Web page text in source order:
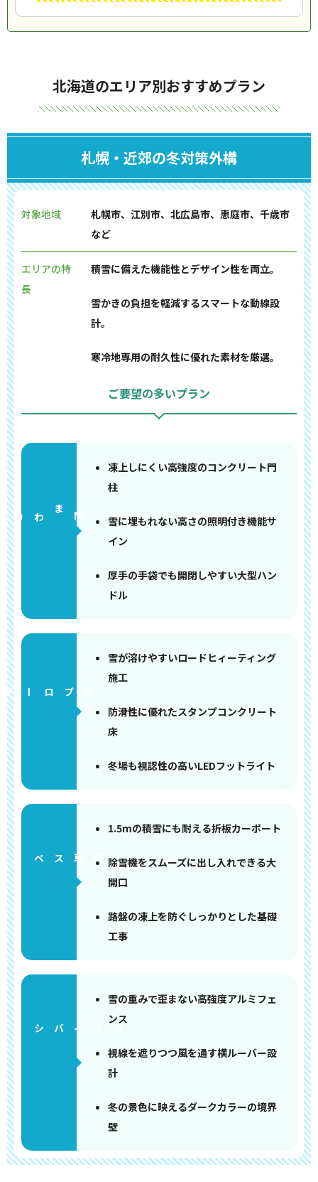
北海道のエリア別おすすめプラン
札幌・近郊の冬対策外構
対象地域
札幌市、江別市、北広島市、恵庭市、千歳市
など
エリアの特
長
積雪に備えた機能性とデザイン性を両立。
雪かきの負担を軽減するスマートな動線設
計。
寒冷地専用の耐久性に優れた素材を厳選。
ご要望の多いプラン
門まわり
凍上しにくい高強度のコンクリート門
柱
雪に埋もれない高さの照明付き機能サ
イン
厚手の手袋でも開閉しやすい大型ハン
ドル
アプローチ
雪が溶けやすいロードヒィーティング
施工
防滑性に優れたスタンプコンクリート
床
冬場も視認性の高いLEDフットライト
1.5mの積雪にも耐える折板カーポート
除雪機をスムーズに出し入れできる大
開口
路盤の凍上を防ぐしっかりとした基礎
工事
雪の重みで歪まない高強度アルミフェ
ンス
視線を遮りつつ風を通す横ルーバー設
計
冬の景色に映えるダークカラーの境界
壁